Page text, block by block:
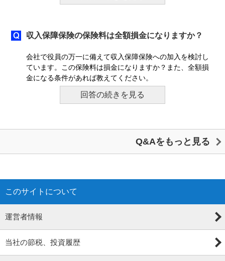
収入保障保険の保険料は全額損金になりますか？
会社で役員の万一に備えて収入保障保険への加入を検討し
ています。この保険料は損金になりますか？また、全額損
金になる条件があれば教えてください。
回答の続きを見る
Q&Aをもっと見る
このサイトについて
運営者情報
当社の節税、投資履歴